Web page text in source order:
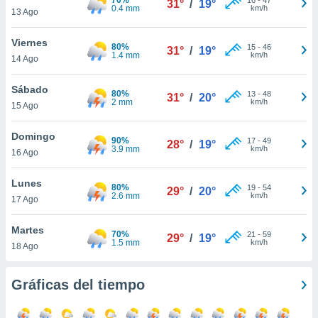
más
nuestra
y
de
cookies
aceptar
13 Ago
0.4 mm
31° / 19°
km/h
Viernes
14 Ago
80%
1.4 mm
31° / 19° 15- 46
km/h
Sábado
15 Ago
80%
2 mm
31° / 20° 13- 48
km/h
Domingo
16 Ago
90%
3.9 mm
28° / 19° 17- 49
km/h
Lunes
17 Ago
80%
2.6 mm
29° / 20° 19- 54
km/h
Martes
18 Ago
70%
1.5 mm
29° / 19° 21 - 59
km/h
Gráficas del tiempo